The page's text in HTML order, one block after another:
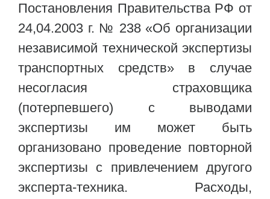
Постановления Правительства РФ от
24,04.2003 г. № 238 «Об организации
независимой технической экспертизы
транспортных средств» в случае
несогласия страховщика
(потерпевшего) с выводами
экспертизы им может быть
организовано проведение повторной
экспертизы с привлечением другого
эксперта-техника. Расходы,